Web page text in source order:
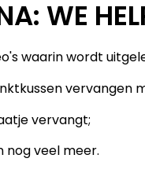
WE
waarin wordt
vervangen
vervangt;
nog veel meer.